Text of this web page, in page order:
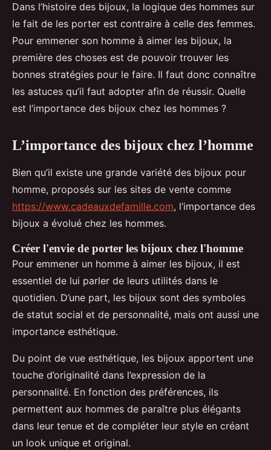
Dans l’histoire des bijoux, la logique des hommes sur
le fait de les porter est contraire à celle des femmes.
Pour emmener son homme à aimer les bijoux, la
première des choses est de pouvoir trouver les
bonnes stratégies pour le faire. Il faut donc connaître
les astuces qu’il faut adopter afin de réussir. Quelle
est l’importance des bijoux chez les hommes ?
L’importance des bijoux chez l’homme
Bien qu’il existe une grande variété des bijoux pour
homme, proposés sur les sites de vente comme
https://www.cadeauxdefamille.com, l’importance des
bijoux a évolué chez les hommes.
Créer l'envie de porter les bijoux chez l'homme
Pour emmener un homme à aimer les bijoux, il est
essentiel de lui parler de leurs utilités dans le
quotidien. D’une part, les bijoux sont des symboles
de statut social et de personnalité, mais ont aussi une
importance esthétique.
Du point de vue esthétique, les bijoux apportent une
touche d’originalité dans l’expression de la
personnalité. En fonction des préférences, ils
permettent aux hommes de paraître plus élégants
dans leur tenue et de compléter leur style en créant
un look unique et original.